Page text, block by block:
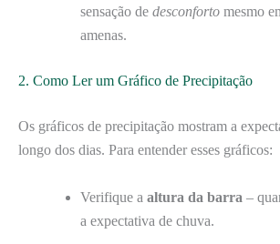
sensação de desconforto mesmo
amenas.
2. Como Ler um Gráfico de Precipitação
Os gráficos de precipitação mostram a
longo dos dias. Para entender esses gráficos:
Verifique a altura da barra –
a expectativa de chuva.